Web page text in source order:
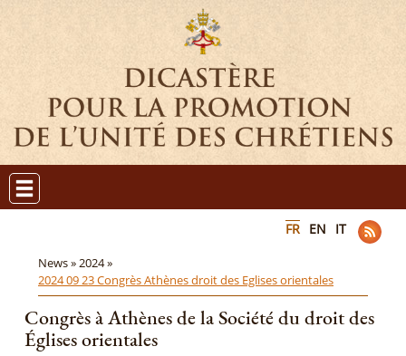
FR EN IT
News »2024 »
2024 09 23 Congrès Athènes droit des Eglises orientales
Congrès à Athènes de la Société du droit des
Églises orientales